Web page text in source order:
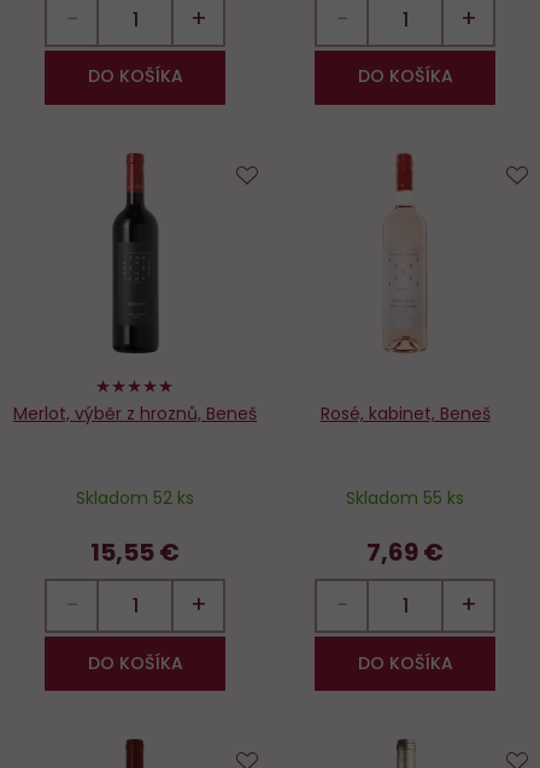
− +
DO KOŠÍKA
− +
DO KOŠÍKA
100%
Merlot, výběr z hroznů, Beneš
Skladom 52 ks
15,55 €
− +
DO KOŠÍKA
Rosé, kabinet, Beneš
Skladom 55 ks
7,69 €
− +
DO KOŠÍKA